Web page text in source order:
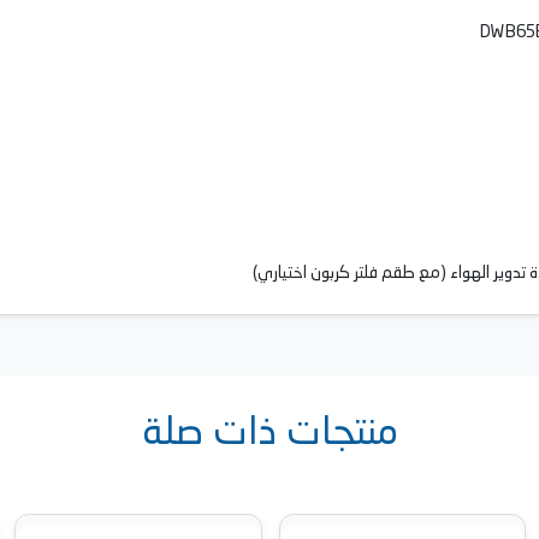
تدوير الهواء (مع طقم فلتر كربون اختياري)
منتجات ذات صلة